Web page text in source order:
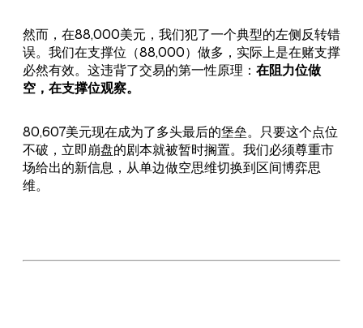
然而，在88,000美元，我们犯了一个典型的左侧反转错
误。我们在支撑位（88,000）做多，实际上是在赌支撑
必然有效。这违背了交易的第一性原理： 在阻力位做
空，在支撑位观察。
80,607美元现在成为了多头最后的堡垒。只要这个点位
不破，立即崩盘的剧本就被暂时搁置。我们必须尊重市
场给出的新信息，从单边做空思维切换到区间博弈思
维。